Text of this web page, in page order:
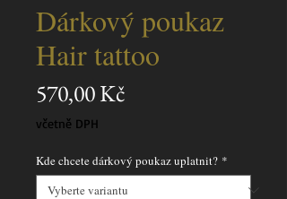
Dárkový poukaz
Hair tattoo
570,00 Kč
včetně DPH
Kde chcete dárkový poukaz uplatnit? *